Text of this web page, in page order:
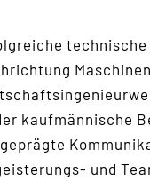
technische
kaufmännische
und